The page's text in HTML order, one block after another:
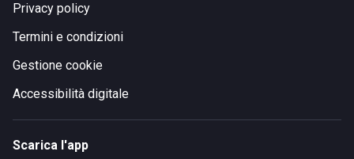
Privacy policy
Termini e condizioni
Gestione cookie
Accessibilità digitale
Scarica l'app